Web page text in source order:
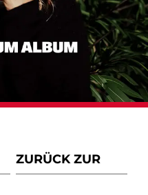
ZURÜCK ZUR